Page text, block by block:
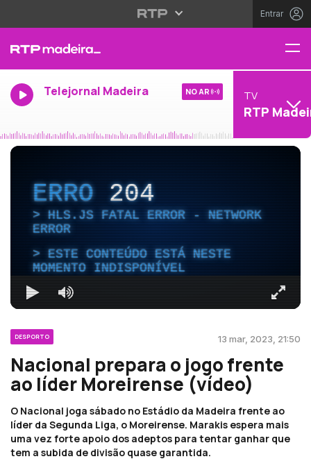
Entrar
Telejornal Madeira NO AR TV
RTP
ERRO204
HLS.JS FATAL ERROR - NETWORK
ERROR
ESTE CONTEÚDO ESTÁ NESTE
MOMENTO INDISPONÍVEL
DESPORTO 13 mar, 2023, 21:50
Nacional prepara o jogo frente
ao líder Moreirense (vídeo)
O Nacional joga sábado no Estádio da Madeira frente ao
líder da Segunda Liga, o Moreirense. Marakis espera mais
uma vez forte apoio dos adeptos para tentar ganhar que
tem a subida de divisão quase garantida.